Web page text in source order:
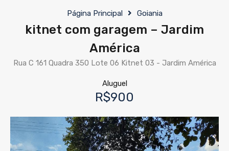
Página Principal Goiania
kitnet com garagem – Jardim
América
Rua C 161 Quadra 350 Lote 06 Kitnet 03 - Jardim América
Aluguel
R$900